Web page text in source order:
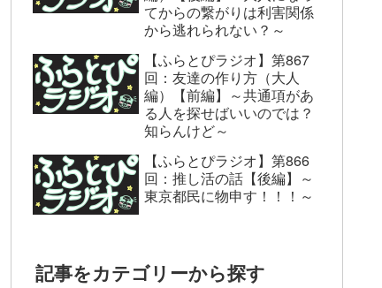
てからの繋がりは利害関係
から逃れられない？～
【ふらとぴラジオ】第867
回：友達の作り方（大人
編）【前編】～共通項があ
る人を探せばいいのでは？
知らんけど～
【ふらとぴラジオ】第866
回：推し活の話【後編】～
東京都民に物申す！！！～
記事をカテゴリーから探す